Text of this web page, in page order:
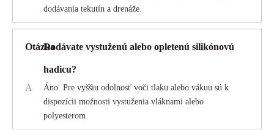
dodávania tekutín a drenáže.
OtázkaDodávate vystuženú alebo opletenú silikónovú
hadicu?
A
Áno. Pre vyššiu odolnosť voči tlaku alebo vákuu sú k
dispozícii možnosti vystuženia vláknami alebo
polyesterom.